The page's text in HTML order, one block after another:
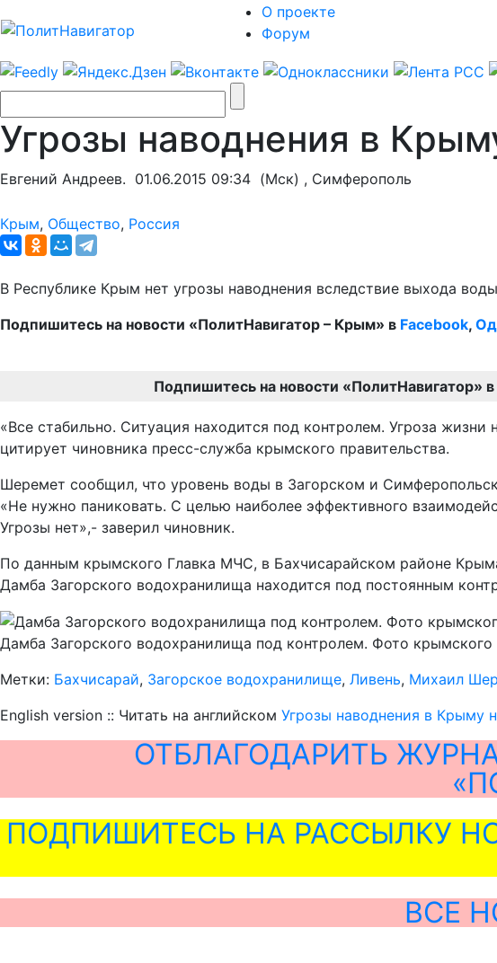
О проекте
Форум
Угрозы наводнения в
Евгений Андреев. 01.06.2015 09:34 (Мск) , Симферополь
Крым, Общество, Россия
В Республике Крым нет угрозы наводнения вследствие выхода
Подпишитесь на новости «ПолитНавигатор – Крым» в Facebook,
Подпишитесь на новости «ПолитНавигатор» в
«Все стабильно. Ситуация находится под контролем. Угроза
цитирует чиновника пресс-служба крымского правительства.
Шеремет сообщил, что уровень воды в Загорском и
«Не нужно паниковать. С целью наиболее эффективного
Угрозы нет»,- заверил чиновник.
По данным крымского Главка МЧС, в Бахчисарайском районе
Дамба Загорского водохранилища находится под постоянным
Дамба Загорского водохранилища под контролем. Фото
Метки: Бахчисарай, Загорское водохранилище, Ливень, Михаил
English version :: Читать на английском Угрозы наводнения в Крыму
ОТБЛАГОДАРИТЬ
ПОДПИШИТЕСЬ НА РАССЫЛКУ
ВСЕ